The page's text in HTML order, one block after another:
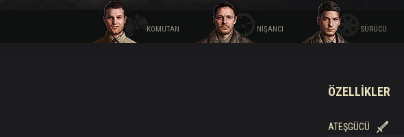
KOMUTAN NIŞANCI SÜRÜCÜ
ÖZELLIKLER
ATEŞGÜCÜ